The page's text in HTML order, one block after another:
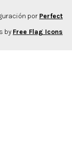
por Perfect
by Free Flag Icons